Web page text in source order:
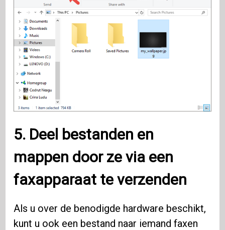
5. Deel bestanden en
mappen door ze via een
faxapparaat te verzenden
Als u over de benodigde hardware beschikt,
kunt u ook een bestand naar iemand faxen